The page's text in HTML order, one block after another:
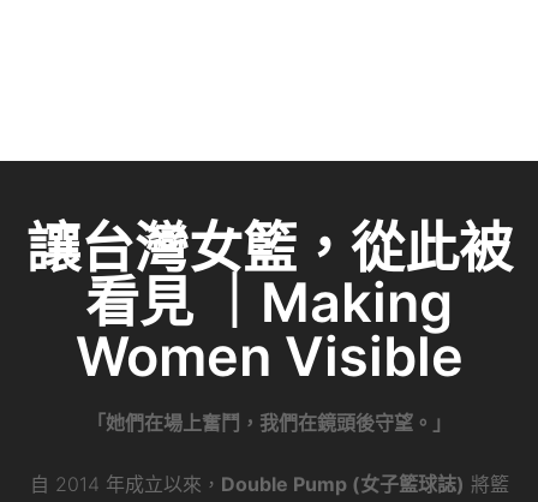
讓台灣女籃，從此被
看見 ｜Making
Women Visible
「她們在場上奮鬥，我們在鏡頭後守望。」
自 2014 年成立以來， Double Pump (女子籃球誌) 將籃